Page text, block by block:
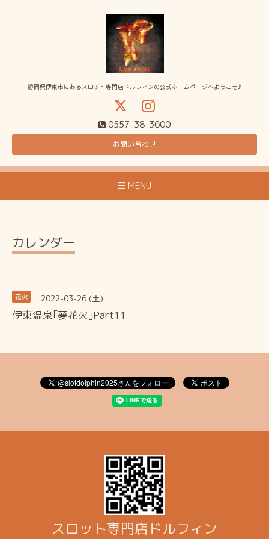
静岡県伊東市にあるスロット専門店ドルフィンの公式ホームページへようこそ♪
0557-38-3600
お問い合わせ
MENU
カレンダー
花火 2022-03-26 (土)
伊東温泉｢夢花火｣Part11
スロット専門店ドルフィン